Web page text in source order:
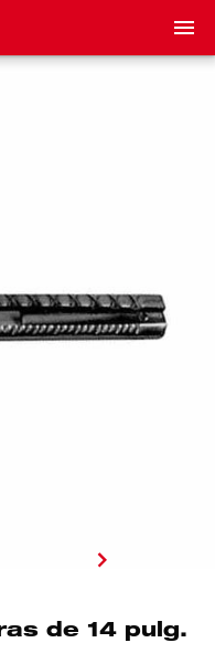
de 14 pulg.